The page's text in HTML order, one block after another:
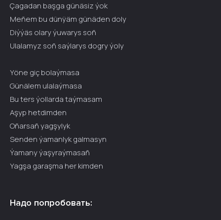
Çagadan başga günäsiz ýok
Meñem bu dünÿäm günäden doly
Diýýäs olary ýuwarys soñ
Ulalamyz soñ saýlarys dogry ýoly
Yöne giç bolaýmasa
Günälem ulalaýmasa
Bu ters ýollarda taýmasam
Aşyp hetdimden
Oñarsañ yagşylyk
Senden ýamanlyk galmasyn
Ýamany ýaşyraýmasañ
Yagşa garaşma her kimden
Надо попробовать: